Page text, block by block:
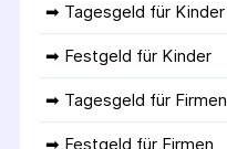
➡ Tagesgeld für Kinder
➡ Festgeld für Kinder
➡ Tagesgeld für Firmen
➡ Festgeld für Firmen